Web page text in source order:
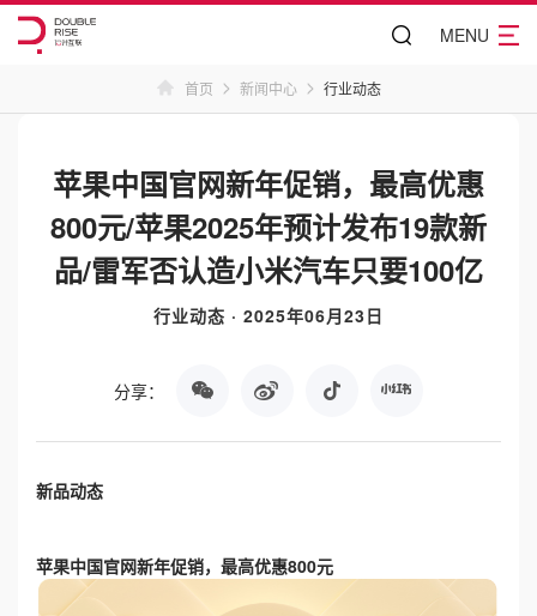
MENU
首页 新闻中心 行业动态
苹果中国官网新年促销，最高优惠
800元/苹果2025年预计发布19款新
品/雷军否认造小米汽车只要100亿
行业动态 · 2025年06月23日
分享：
新品动态
苹果中国官网新年促销，最高优惠800元